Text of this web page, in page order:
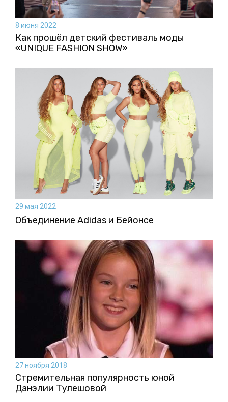
8 июня 2022
Как прошёл детский фестиваль моды
«UNIQUE FASHION SHOW»
29 мая 2022
Объединение Adidas и Бейонсе
27 ноября 2018
Стремительная популярность юной
Данэлии Тулешовой